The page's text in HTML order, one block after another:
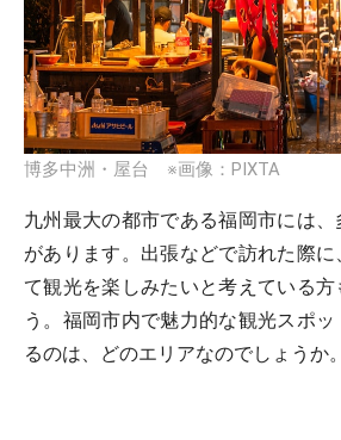
博多中洲・屋台 ※画像：PIXTA
九州最大の都市である福岡市には、
があります。出張などで訪れた際
て観光を楽しみたいと考えている方
う。福岡市内で魅力的な観光スポ
るのは、どのエリアなのでしょうか。